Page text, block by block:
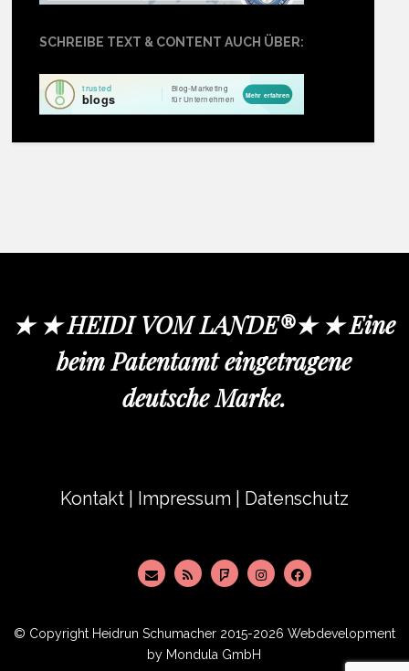
SCHREIBE TEXT & CONTENT AUCH ÜBER:
★ ★ HEIDI VOM LANDE®★ ★ Eine
beim Patentamt eingetragene
deutsche Marke.
Kontakt Impressum Datenschutz
© Copyright Heidrun Schumacher 2015-2026 Webdevelopment
by Mondula GmbH